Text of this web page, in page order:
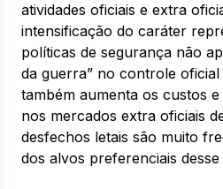
atividades oficiais e extra
intensificação do caráter
políticas de segurança não
da guerra” no controle
também aumenta os custos
nos mercados extra oficiais
desfechos letais são muito
dos alvos preferenciais